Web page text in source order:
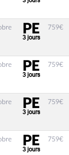
759€
759€
759€
759€